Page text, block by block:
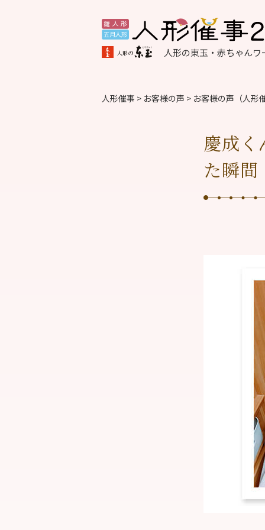
人形の東玉・赤ちゃんワ
人形催事 > お客様の声 > お客様の声（人形
慶成く
た瞬間